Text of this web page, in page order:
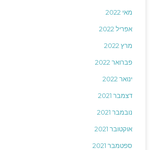
מאי 2022
אפריל 2022
מרץ 2022
פברואר 2022
ינואר 2022
דצמבר 2021
נובמבר 2021
אוקטובר 2021
ספטמבר 2021